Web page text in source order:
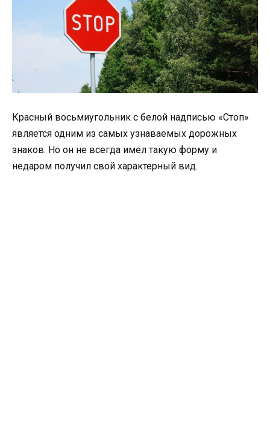
Красный восьмиугольник с белой надписью «Стоп»
является одним из самых узнаваемых дорожных
знаков. Но он не всегда имел такую форму и
недаром получил свой характерный вид.